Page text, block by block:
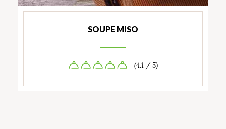
SOUPE MISO
(4.1 / 5)